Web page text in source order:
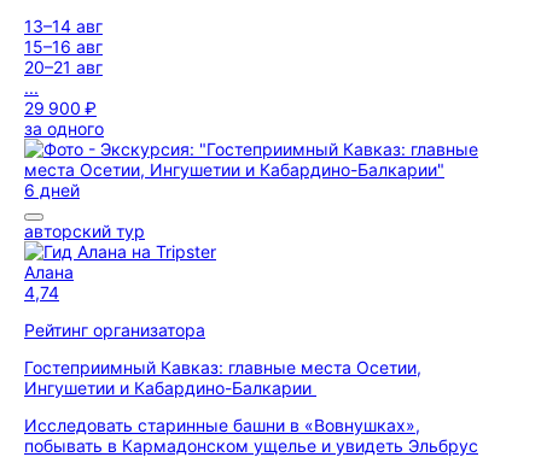
13–14 авг
15–16 авг
20–21 авг
...
29 900 ₽
за одного
6 дней
авторский тур
Алана
4,74
Рейтинг организатора
Гостеприимный Кавказ: главные места Осетии,
Ингушетии и Кабардино-Балкарии
Исследовать старинные башни в «Вовнушках»,
побывать в Кармадонском ущелье и увидеть Эльбрус